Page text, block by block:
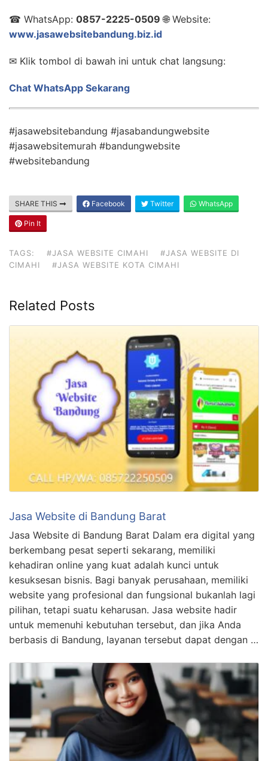
☎ WhatsApp: 0857-2225-0509 🌐 Website:
www.jasawebsitebandung.biz.id
✉ Klik tombol di bawah ini untuk chat langsung:
Chat WhatsApp Sekarang
#jasawebsitebandung #jasabandungwebsite
#jasawebsitemurah #bandungwebsite
#websitebandung
SHARE THIS Facebook Twitter WhatsApp
Pin It
TAGS: #JASA WEBSITE CIMAHI
#JASA WEBSITE DI
CIMAHI
#JASA WEBSITE KOTA CIMAHI
Related Posts
Jasa Website di Bandung Barat
Jasa Website di Bandung Barat Dalam era digital yang
berkembang pesat seperti sekarang, memiliki
kehadiran online yang kuat adalah kunci untuk
kesuksesan bisnis. Bagi banyak perusahaan, memiliki
website yang profesional dan fungsional bukanlah lagi
pilihan, tetapi suatu keharusan. Jasa website hadir
untuk memenuhi kebutuhan tersebut, dan jika Anda
berbasis di Bandung, layanan tersebut dapat dengan …